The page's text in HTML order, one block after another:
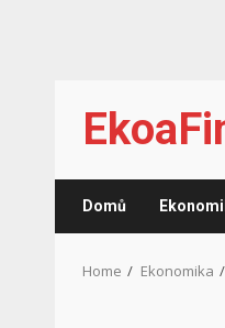
content
Domů
Home Ekonomika